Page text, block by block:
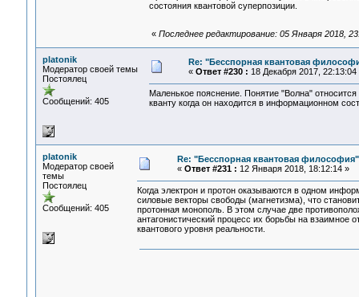
состояния квантовой суперпозиции.
« Последнее редактирование: 05 Января 2018,
platonik
Модератор своей темы
Постоялец
Сообщений: 405
Re: "Бесспорная квантовая
« Ответ #230 : 18 Декабря 2017, 22:13:04
Маленькое пояснение. Понятие "Волна"
кванту когда он находится в информационном
platonik
Модератор своей
темы
Постоялец
Сообщений: 405
Re: "Бесспорная квантовая философия"
« Ответ #231 : 12 Января 2018, 18:12:14 »
Когда электрон и протон оказываются в одном
силовые векторы свободы (магнетизма), что
протонная монополь. В этом случае две
антагонистический процесс их борьбы на взаимное
квантового уровня реальности.